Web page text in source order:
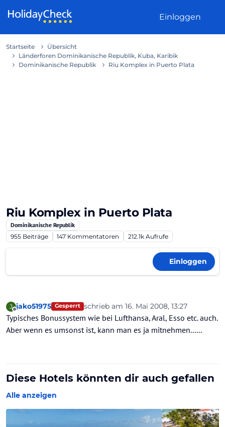
Einloggen
Startseite
Übersicht
Länderforen Dominikanische Republik, Kuba, Karibik
Dominikanische Republik
Riu Komplex in Puerto Plata
Riu Komplex in Puerto Plata
Dominikanische Republik
955 Beiträge 147 Kommentatoren 212.1k Aufrufe
Einloggen
J
Offline
jako51975 Gesperrt schrieb am 16. Mai 2008, 13:27
zuletzt editiert von
Typisches Bonussystem wie bei Lufthansa, Aral, Esso etc. auch.
Aber wenn es umsonst ist, kann man es ja mitnehmen......